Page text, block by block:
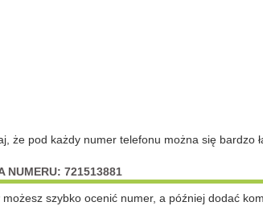
że pod każdy numer telefonu można się bardzo
NUMERU: 721513881
możesz szybko ocenić numer, a później dodać